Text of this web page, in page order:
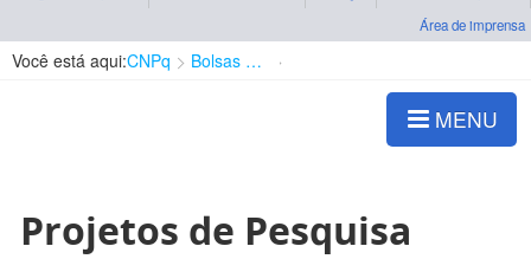
Área de imprensa
Você está aqui:CNPq Bolsas e Auxílios Vigentes
MENU
Projetos de Pesquisa